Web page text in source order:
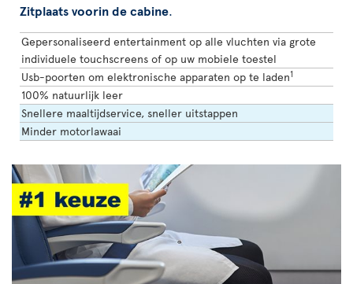
Zitplaats voorin de cabine.
Gepersonaliseerd entertainment op alle vluchten via grote
individuele touchscreens of op uw mobiele toestel
Usb-poorten om elektronische apparaten op te laden1
100% natuurlijk leer
Snellere maaltijdservice, sneller uitstappen
Minder motorlawaai